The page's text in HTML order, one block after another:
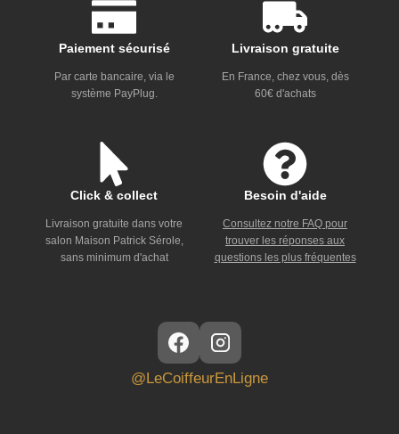
Paiement sécurisé
Par carte bancaire, via le
système PayPlug.
Livraison gratuite
En France, chez vous, dès
60€ d'achats
Click & collect
Livraison gratuite dans votre
salon Maison Patrick Sérole,
sans minimum d'achat
Besoin d'aide
Consultez notre FAQ pour
trouver les réponses aux
questions les plus fréquentes
@LeCoiffeurEnLigne